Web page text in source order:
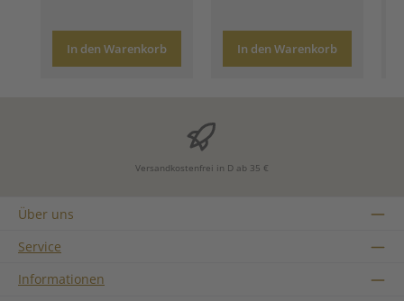
In den Warenkorb In den Warenkorb
Versandkostenfrei in D ab 35 €
Über uns
Service
Informationen